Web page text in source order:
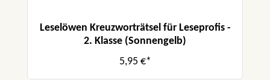
Leselöwen Kreuzworträtsel für Leseprofis -
2. Klasse (Sonnengelb)
5,95 €*